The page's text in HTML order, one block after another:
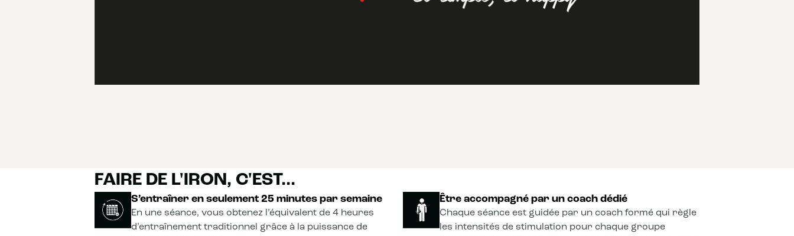
FAIRE DE L'IRON, C'EST...
S’entraîner en seulement 25 minutes par semaine
En une séance, vous obtenez l’équivalent de 4 heures
d’entraînement traditionnel grâce à la puissance de
Être accompagné par un coach dédié
Chaque séance est guidée par un coach formé qui règle
les intensités de stimulation pour chaque groupe